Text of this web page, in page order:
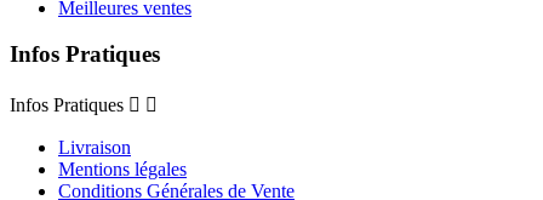
Meilleures ventes
Infos Pratiques
Infos Pratiques  
Livraison
Mentions légales
Conditions Générales de Vente